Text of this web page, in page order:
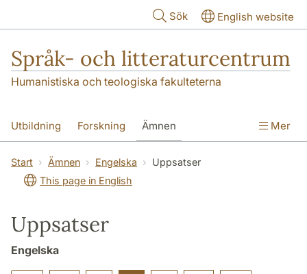
Sök English website
Språk- och litteraturcentrum
Humanistiska och teologiska fakulteterna
Utbildning Forskning Ämnen
SOL-husen Kontakt Institutionen
översättning till svenska
Mer
Start Ämnen Engelska
Uppsatser
This page in English
Uppsatser
Engelska